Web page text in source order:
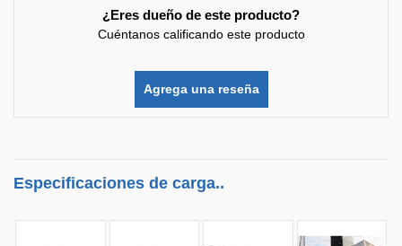
¿Eres dueño de este producto?
Cuéntanos calificando este producto
Agrega una reseña
Especificaciones de carga..